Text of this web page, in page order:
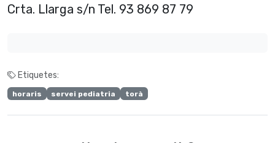
Crta. Llarga s/n Tel. 93 869 87 79
Etiquetes:
horaris servei pediatria torà